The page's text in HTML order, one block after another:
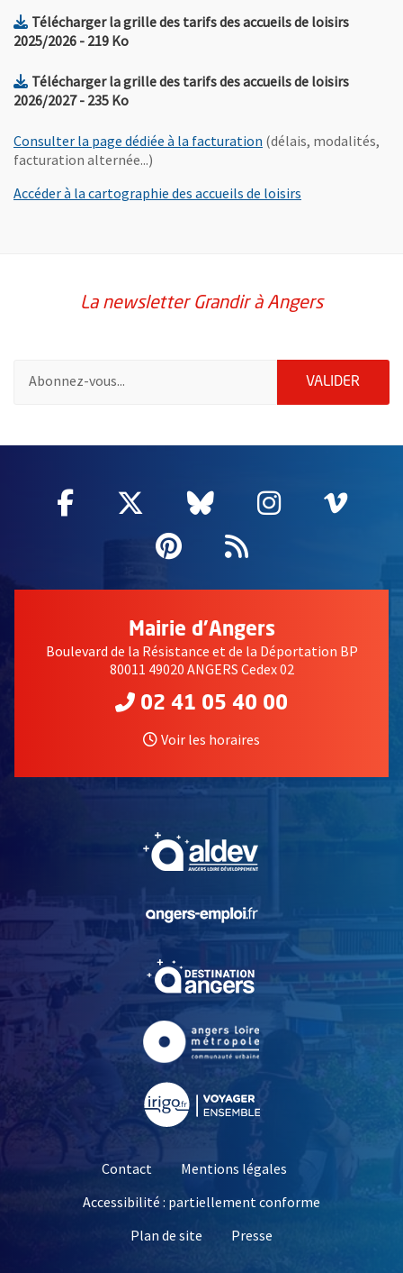
Télécharger la grille des tarifs des accueils de loisirs
2025/2026, Fichier au format Pdf
- 219 Ko, Ouvre une nouvelle fenêtre
Télécharger la grille des tarifs des accueils de loisirs
2026/2027, Fichier au format Pdf
- 235 Ko, Ouvre une nouvelle fenêtre
Consulter la page dédiée à la facturation (délais, modalités,
facturation alternée...)
Accéder à la cartographie des accueils de loisirs
La newsletter Grandir à Angers
VALIDER
Facebook
, Ouvre une nouvelle fenêtre
Twitter
, Ouvre une nouvelle
Bluesky
, Ouvre une
Instagram
, Ouvre
,
Pinterest
, Ouvre une
Flux RSS
Mairie d'Angers
Boulevard de la Résistance et de la Déportation BP
80011 49020 ANGERS Cedex 02
02 41 05 40 00
Voir les horaires
, Ouvre une nouvelle
, Ouvre une nouvelle
Contact
Mentions légales
Accessibilité : partiellement conforme
Plan de site
Presse